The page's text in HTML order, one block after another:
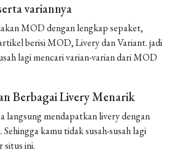
variannya
MOD dengan lengkap sepaket,
berisi MOD, Livery dan Variant. jadi
lagi mencari varian-varian dari MOD
Berbagai Livery Menarik
langsung mendapatkan livery dengan
Sehingga kamu tidak susah-susah lagi
situs ini.